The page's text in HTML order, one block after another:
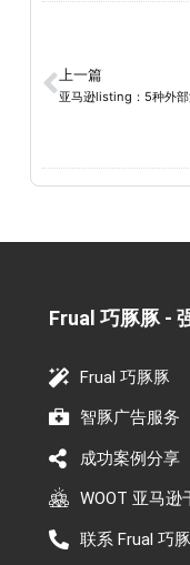
上一篇
Frual 巧豚豚 -
Frual 巧豚豚
智豚广告服务
成功案例分享
WOOT 亚马逊
联系 Frual 巧